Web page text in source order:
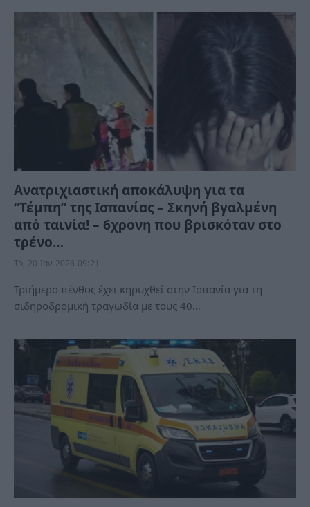
Ανατριχιαστική αποκάλυψη για τα
“Τέμπη” της Ισπανίας – Σκηνή βγαλμένη
από ταινία! – 6χρονη που βρισκόταν στο
τρένο…
Τρ, 20 Ιαν 2026 09:21
Τριήμερο πένθος έχει κηρυχθεί στην Ισπανία για τη
σιδηροδρομική τραγωδία με τους 40…